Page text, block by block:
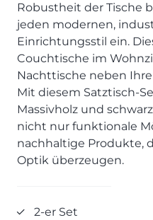
Systemgarnituren Leder
Systemgarnituren Stoff
Sessel & Hocker
ALLES ANZEIGEN
SCHLAFZIMMER
Kleiderschränke & Systeme
Polsterbetten & Boxspring
ALLES ANZEIGEN
Naber - Für die perfekte
Quooker – Der
Systemceram - Das
Küchenspülen
Villeroy & Boch - Design
PROSPEKTE
Lebensraum Küche
Prisma Journal
AKTIONEN
Der neue MDS Prospekt
25 Küchen zu
Finanzkauf-Service
Montage-Service
Interior Design Service
Newsletter-Anmeldung
SERVICES IM ÜBERBLICK
JOBS & KARRIERE
Auszubildende (m/w/d) -
Küchenfachberater (m/w/d)
Robustheit der Tische
jeden modernen,
Einrichtungsstil ein.
Couchtische im
Nachttische neben
Mit diesem Satztisch-
Massivholz und
nicht nur funktionale
nachhaltige Produkte,
Optik überzeugen.
2-er Set